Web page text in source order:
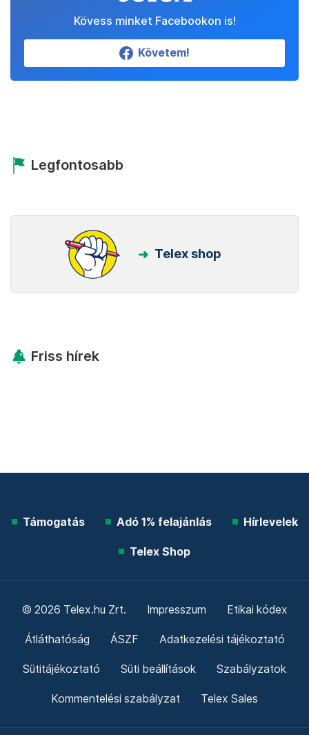
Kövess minket Facebookon is!
Követem!
Legfontosabb
Telex shop
Friss hírek
Támogatás Adó 1% felajánlás Hírlevelek
Telex Shop
© 2026 Telex.hu Zrt. Impresszum Etikai kódex
Átláthatóság ÁSZF Adatkezelési tájékoztató
Sütitájékoztató Süti beállítások Szabályzatok
Kommentelési szabályzat Telex Sales